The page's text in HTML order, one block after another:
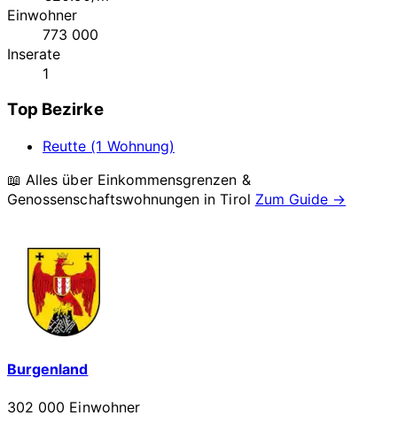
Einwohner
773 000
Inserate
1
Top Bezirke
Reutte (1 Wohnung)
📖 Alles über Einkommensgrenzen &
Genossenschaftswohnungen inTirol Zum Guide →
Burgenland
302 000 Einwohner